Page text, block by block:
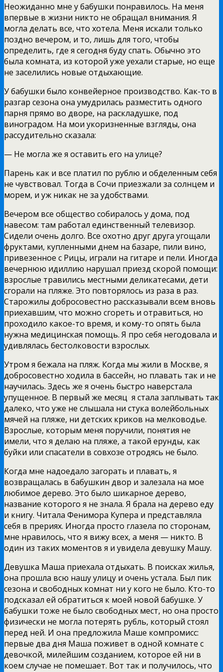
Неожиданно мне у бабушки понравилось. На меня
впервые в жизни никто не обращал внимания. Я
могла делать все, что хотела. Меня искали только
поздно вечером, и то, лишь для того, чтобы
определить, где я сегодня буду спать. Обычно это
была комната, из которой уже уехали старые, но еще
не заселились новые отдыхающие.
У бабушки было конвейерное производство. Как-то в
разгар сезона она умудрилась разместить одного
парня прямо во дворе, на раскладушке, под
виноградом. На мои укоризненные взгляды, она
рассудительно сказала:
— Не могла же я оставить его на улице?
Парень как и все платил по рублю и обделенным себя
не чувствовал. Тогда в Сочи приезжали за солнцем и
морем, и уж никак не за удобствами.
Вечером все общество собиралось у дома, под
навесом: там работал единственный телевизор.
Сидели очень долго. Все охотно друг друга угощали
фруктами, купленными днем на базаре, пили вино,
привезенное с Рицы, играли на гитаре и пели. Иногда
вечернюю идиллию нарушал приезд скорой помощи:
взрослые травились местными деликатесами, дети
сгорали на пляже. Это повторялось из раза в раз.
Старожилы добросовестно рассказывали всем вновь
приехавшим, что можно сгореть и отравиться, но
проходило какое-то время, и кому-то опять была
нужна медицинская помощь. Я про себя негодовала и
удивлялась бестолковости взрослых.
Утром я бежала на пляж. Когда мы жили в Москве, я
добросовестно ходила в бассейн, но плавать так и не
научилась. Здесь же я очень быстро наверстала
упущенное. В первый же месяц я стала заплывать так
далеко, что уже не слышала ни стука волейбольных
мячей на пляже, ни детских криков на мелководье.
Взрослые, которым меня поручили, понятия не
имели, что я делаю на пляже, а такой ерунды, как
буйки или спасатели в совхозе отродясь не было.
Когда мне надоедало загорать и плавать, я
возвращалась в бабушкин двор и залезала на мое
любимое дерево. Это было шикарное дерево,
название которого я не знала. Я брала на дерево еду
и книгу. Читала Фенимора Купера и представляла
себя в прериях. Иногда просто глазела по сторонам,
мне нравилось, что я вижу всех, а меня — никто. В
один из таких моментов я и увидела девушку Машу.
Девушка Маша приехала отдыхать. В поисках жилья,
она прошла всю нашу улицу и очень устала. Был пик
сезона и свободных комнат ни у кого не было. Кто-то
подсказал ей обратиться к моей новой бабушке. У
бабушки тоже не было свободных мест, но она просто
физически не могла потерять рубль, который стоял
перед ней. И она предложила Маше компромисс:
первые два дня Маша поживет в одной комнате с
девочкой, милейшим созданием, которое ей ни в
коем случае не помешает. Вот так и получилось, что